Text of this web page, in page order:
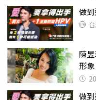
做
陳
形
做